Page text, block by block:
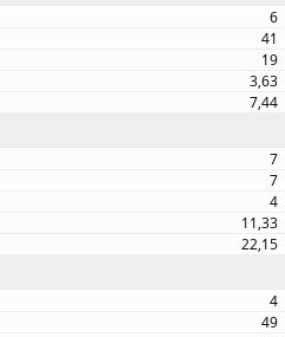
6
41
19
3,63
7,44
7
7
4
11,33
22,15
4
49